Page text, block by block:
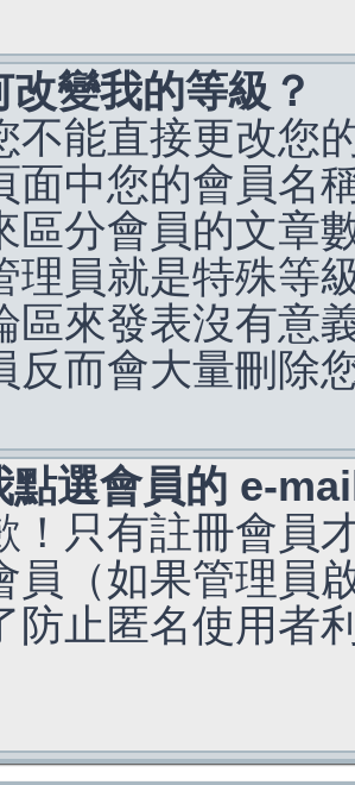
改變我的等級？
不能直接更改您
面中您的會員名
區分會員的文章
理員就是特殊等
區來發表沒有意
反而會大量刪除
點選會員的 e-
！只有註冊會員
員（如果管理員
防止匿名使用者